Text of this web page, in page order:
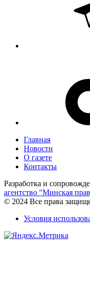
Главная
Новости
О газете
Контакты
Разработка и
агентство "Минская
© 2024 Все права
Условия